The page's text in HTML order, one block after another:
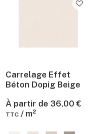
Carrelage Effet
Béton Dopig Beige
À partir de 36,00€
TTC / m²